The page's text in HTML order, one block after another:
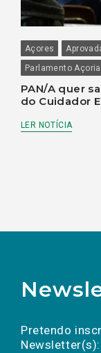
Açores
Parlamento
PAN/A quer
do Cuidador
LER NOTÍCIA
Pretendo
Newsletter(s):
a(s)
mail